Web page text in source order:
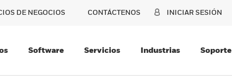
DE NEGOCIOS CONTÁCTENOS INICIAR SESIÓN
Software Servicios Industrias Soporte